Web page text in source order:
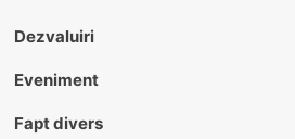
Dezvaluiri
Eveniment
Fapt divers